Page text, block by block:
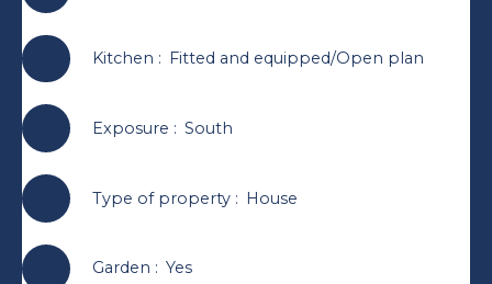
Kitchen : Fitted and equipped/Open plan
Exposure : South
Type of property: House
Garden : Yes